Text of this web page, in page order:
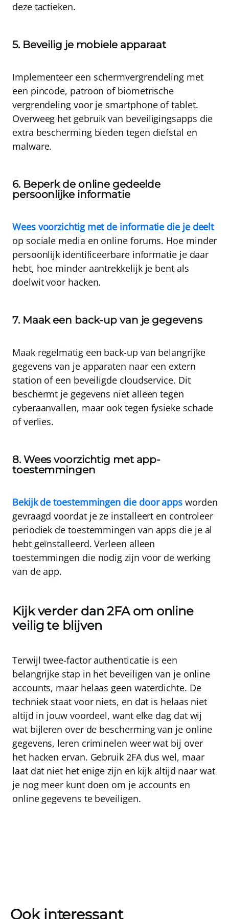
deze tactieken.
5. Beveilig je mobiele apparaat
Implementeer een schermvergrendeling met
een pincode, patroon of biometrische
vergrendeling voor je smartphone of tablet.
Overweeg het gebruik van beveiligingsapps die
extra bescherming bieden tegen diefstal en
malware.
6. Beperk de online gedeelde
persoonlijke informatie
Wees voorzichtig met de informatie die je deelt
op sociale media en online forums. Hoe minder
persoonlijk identificeerbare informatie je daar
hebt, hoe minder aantrekkelijk je bent als
doelwit voor hacken.
7. Maak een back-up van je gegevens
Maak regelmatig een back-up van belangrijke
gegevens van je apparaten naar een extern
station of een beveiligde cloudservice. Dit
beschermt je gegevens niet alleen tegen
cyberaanvallen, maar ook tegen fysieke schade
of verlies.
8. Wees voorzichtig met app-
toestemmingen
Bekijk de toestemmingen die door apps worden
gevraagd voordat je ze installeert en controleer
periodiek de toestemmingen van apps die je al
hebt geïnstalleerd. Verleen alleen
toestemmingen die nodig zijn voor de werking
van de app.
Kijk verder dan 2FA om online
veilig te blijven
Terwijl twee-factor authenticatie is een
belangrijke stap in het beveiligen van je online
accounts, maar helaas geen waterdichte. De
techniek staat voor niets, en dat is helaas niet
altijd in jouw voordeel, want elke dag dat wij
wat bijleren over de bescherming van je online
gegevens, leren criminelen weer wat bij over
het hacken ervan. Gebruik 2FA dus wel, maar
laat dat niet het enige zijn en kijk altijd naar wat
je nog meer kunt doen om je accounts en
online gegevens te beveiligen.
Ook interessant